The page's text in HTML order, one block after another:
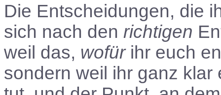
Die Entscheidungen, die
sich nach den richtigen
weil das, wofürihr euch
sondern weil ihr ganz